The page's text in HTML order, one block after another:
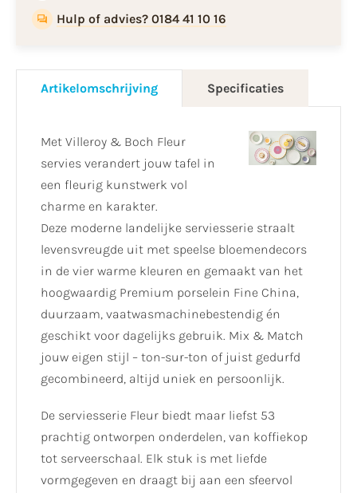
Hulp of advies? 0184 41 10 16
Artikelomschrijving Specificaties
Met Villeroy & Boch Fleur
servies verandert jouw tafel in
een fleurig kunstwerk vol
charme en karakter.
Deze moderne landelijke serviesserie straalt
levensvreugde uit met speelse bloemendecors
in de vier warme kleuren en gemaakt van het
hoogwaardig Premium porselein Fine China,
duurzaam, vaatwasmachinebestendig én
geschikt voor dagelijks gebruik. Mix & Match
jouw eigen stijl – ton-sur-ton of juist gedurfd
gecombineerd, altijd uniek en persoonlijk.
De serviesserie Fleur biedt maar liefst 53
prachtig ontworpen onderdelen, van koffiekop
tot serveerschaal. Elk stuk is met liefde
vormgegeven en draagt bij aan een sfeervol